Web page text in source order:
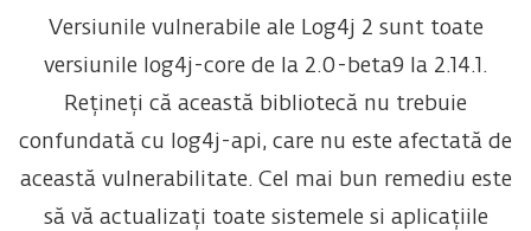
Versiunile vulnerabile ale Log4j 2 sunt toate
versiunile log4j-core de la 2.0-beta9 la 2.14.1.
Rețineți că această bibliotecă nu trebuie
confundată cu log4j-api, care nu este afectată de
această vulnerabilitate. Cel mai bun remediu este
să vă actualizați toate sistemele si aplicațiile